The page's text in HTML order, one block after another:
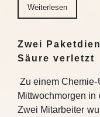
Weiterlesen
Zwei
Säure verletzt
Zu einem
Mittwochmorgen in
Zwei Mitarbeiter